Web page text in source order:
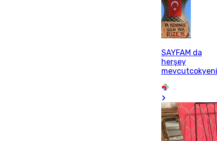
SAYFAM da
herşey
mevcutcokyeni